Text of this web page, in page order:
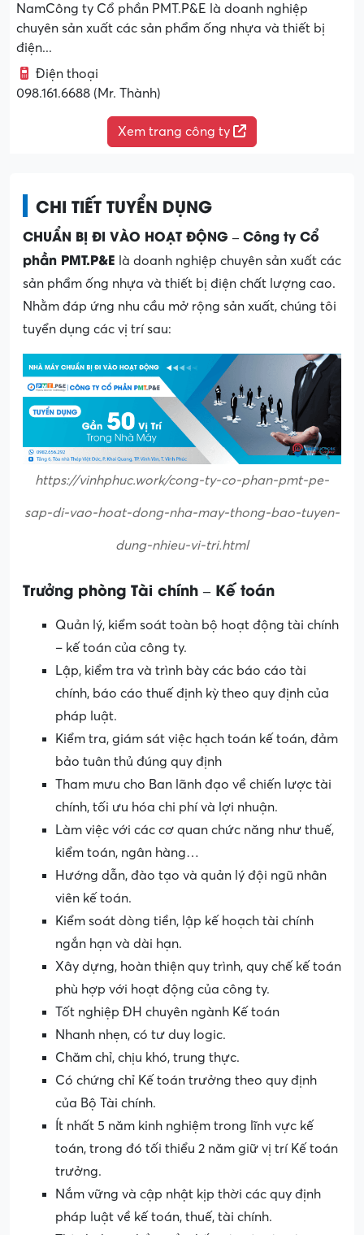
NamCông ty Cổ phần PMT.P&E là doanh nghiệp
chuyên sản xuất các sản phẩm ống nhựa và thiết bị
điện...
Điện thoại
098.161.6688 (Mr. Thành)
Xem trang công ty
CHI TIẾT TUYỂN DỤNG
CHUẨN BỊ ĐI VÀO HOẠT ĐỘNG – Công ty Cổ
phần PMT.P&E là doanh nghiệp chuyên sản xuất các
sản phẩm ống nhựa và thiết bị điện chất lượng cao.
Nhằm đáp ứng nhu cầu mở rộng sản xuất, chúng tôi
tuyển dụng các vị trí sau:
https://vinhphuc.work/cong-ty-co-phan-pmt-pe-
sap-di-vao-hoat-dong-nha-may-thong-bao-tuyen-
dung-nhieu-vi-tri.html
Trưởng phòng Tài chính – Kế toán
Quản lý, kiểm soát toàn bộ hoạt động tài chính
– kế toán của công ty.
Lập, kiểm tra và trình bày các báo cáo tài
chính, báo cáo thuế định kỳ theo quy định của
pháp luật.
Kiểm tra, giám sát việc hạch toán kế toán, đảm
bảo tuân thủ đúng quy định
Tham mưu cho Ban lãnh đạo về chiến lược tài
chính, tối ưu hóa chi phí và lợi nhuận.
Làm việc với các cơ quan chức năng như thuế,
kiểm toán, ngân hàng…
Hướng dẫn, đào tạo và quản lý đội ngũ nhân
viên kế toán.
Kiểm soát dòng tiền, lập kế hoạch tài chính
ngắn hạn và dài hạn.
Xây dựng, hoàn thiện quy trình, quy chế kế toán
phù hợp với hoạt động của công ty.
Tốt nghiệp ĐH chuyên ngành Kế toán
Nhanh nhẹn, có tư duy logic.
Chăm chỉ, chịu khó, trung thực.
Có chứng chỉ Kế toán trưởng theo quy định
của Bộ Tài chính.
Ít nhất 5 năm kinh nghiệm trong lĩnh vực kế
toán, trong đó tối thiểu 2 năm giữ vị trí Kế toán
trưởng.
Nắm vững và cập nhật kịp thời các quy định
pháp luật về kế toán, thuế, tài chính.